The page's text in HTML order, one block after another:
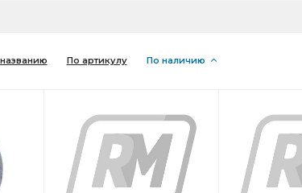
По артикулу По наличию